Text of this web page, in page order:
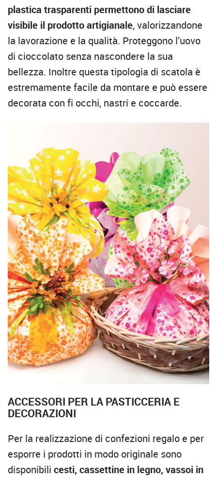
plastica trasparenti permettono di lasciare
visibile il prodotto artigianale, valorizzandone
la lavorazione e la qualità. Proteggono l’uovo
di cioccolato senza nascondere la sua
bellezza. Inoltre questa tipologia di scatola è
estremamente facile da montare e può essere
decorata con fi occhi, nastri e coccarde.
ACCESSORI PER LA PASTICCERIA E
DECORAZIONI
Per la realizzazione di confezioni regalo e per
esporre i prodotti in modo originale sono
disponibili cesti, cassettine in legno, vassoi in